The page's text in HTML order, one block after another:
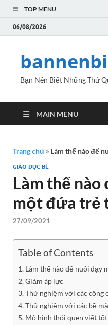
TOP MENU
06/08/2026
Bạn Nên Biết Những Thứ
MAIN MENU
Trang chủ » Làm thế nào để
GIÁO DỤC BÉ
Làm thế nào
một đứa trẻ
27/09/2021
Table of Contents
Làm thế nào để nuôi dạy
Giảm áp lực
Thử nghiệm với các công
Thử nghiệm với các bề
Mô hình thói quen viết tốt